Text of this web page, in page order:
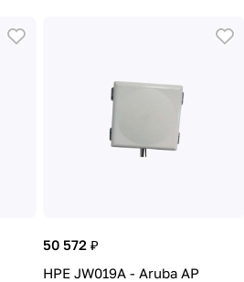
50 572 ₽
HPE JW019A - Aruba AP